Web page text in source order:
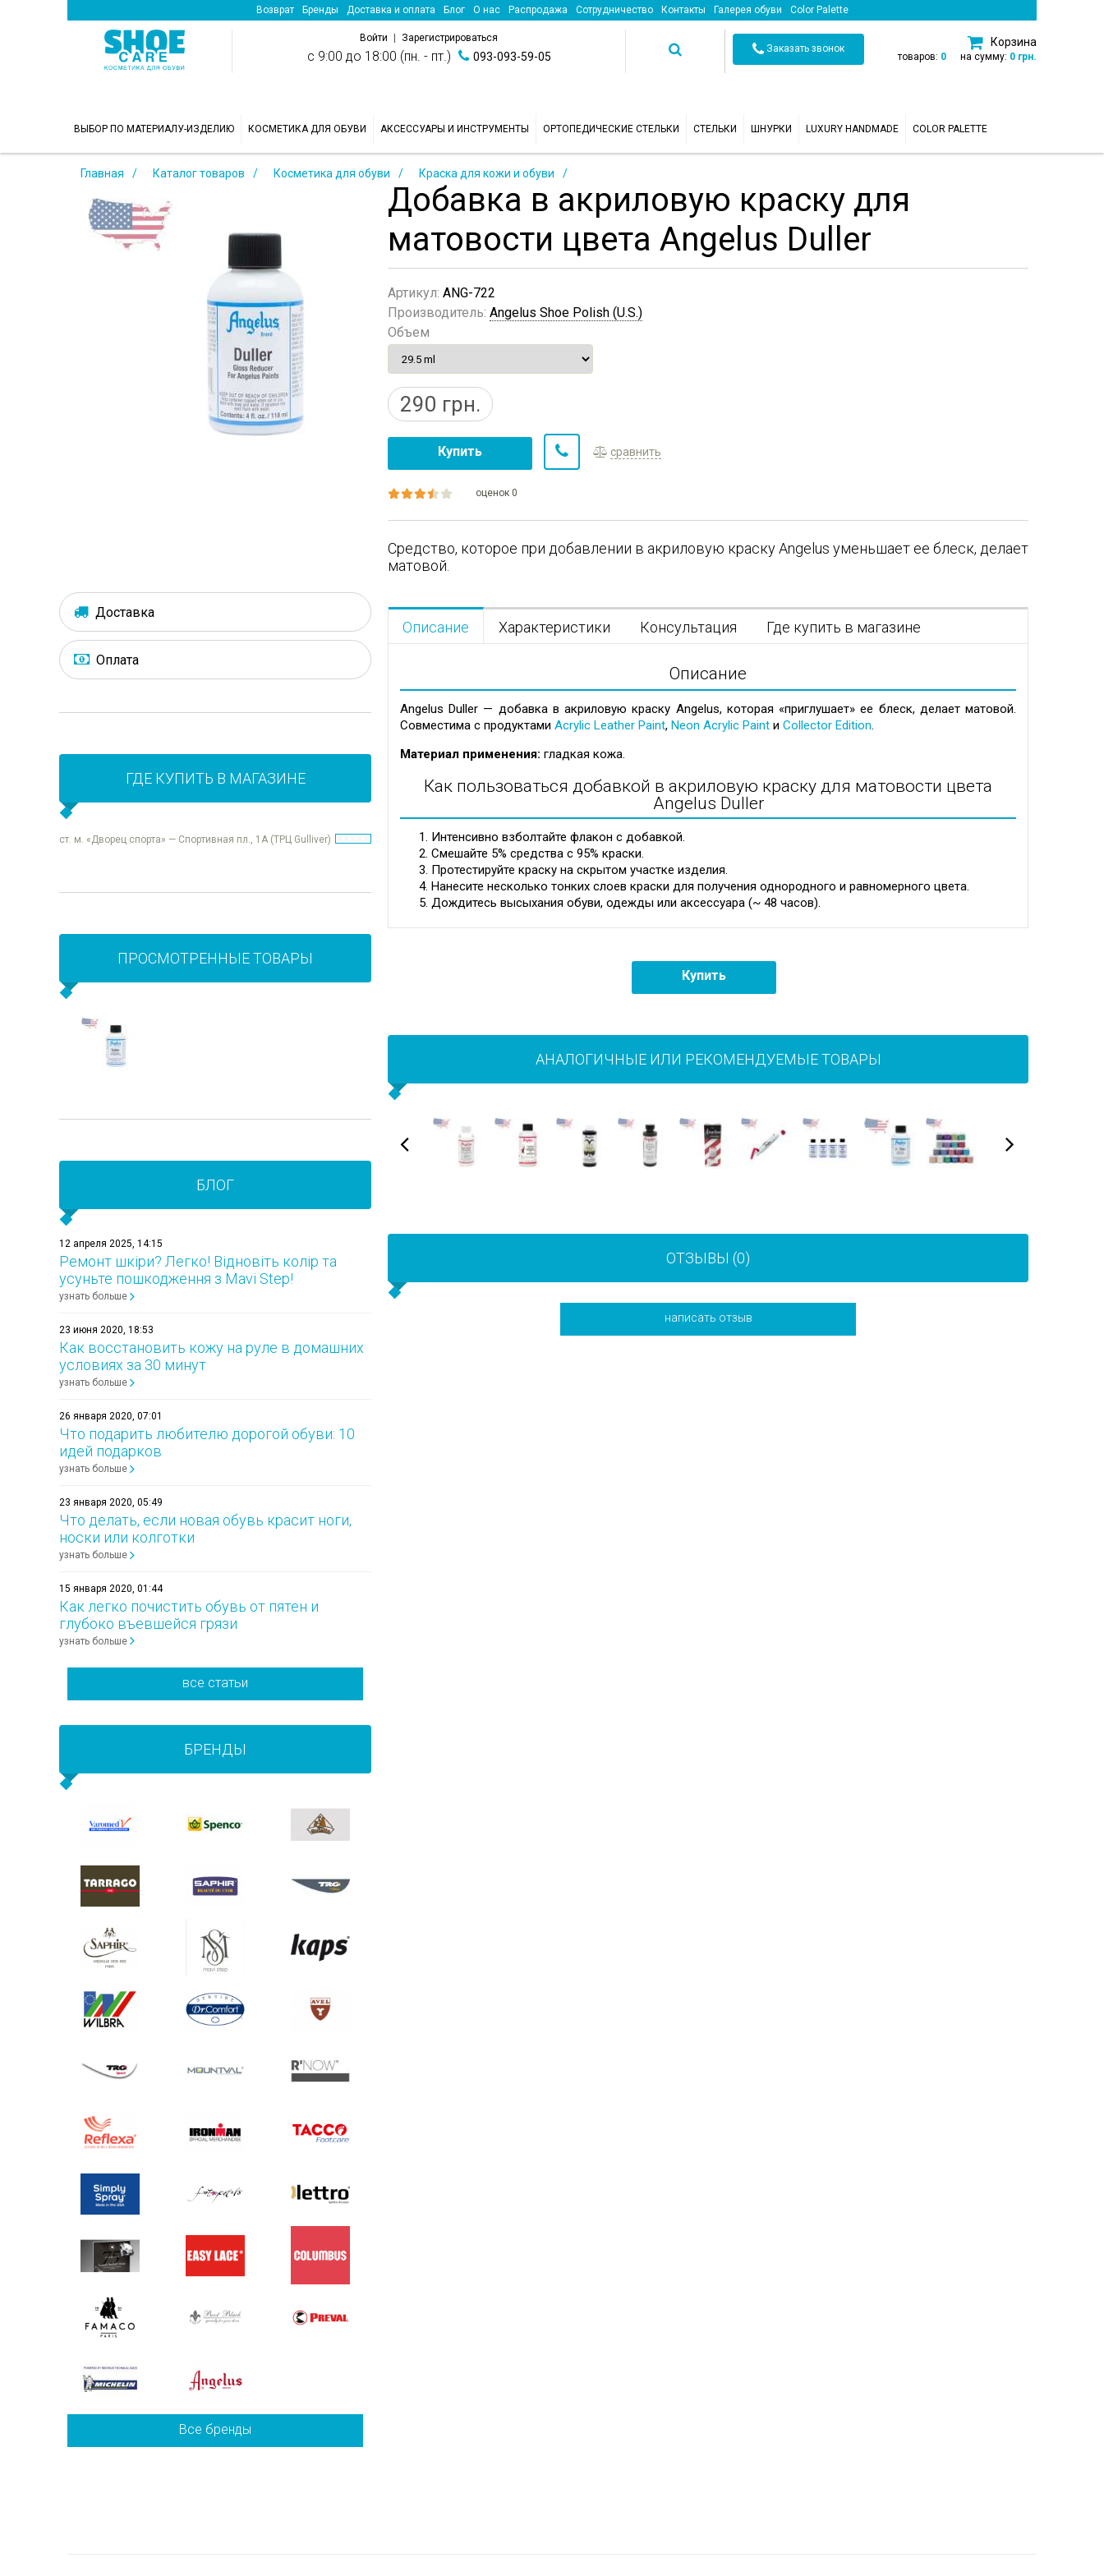
Возврат Бренды Доставка и оплата Блог О нас Распродажа Сотрудничество Контакты Галерея обуви Color Palette
Войти Зарегистрироваться
с 9:00 до 18:00 (пн. - пт.) 093-093-59-05
Заказать звонок
Корзина
товаров: 0 на сумму: 0 грн.
ВЫБОР ПО МАТЕРИАЛУ-ИЗДЕЛИЮ КОСМЕТИКА ДЛЯ ОБУВИ АКСЕССУАРЫ И ИНСТРУМЕНТЫ ОРТОПЕДИЧЕСКИЕ СТЕЛЬКИ СТЕЛЬКИ ШНУРКИ LUXURY HANDMADE COLOR PALETTE
Главная Каталог товаров Косметика для обуви Краска для кожи и обуви
Добавка в акриловую краску для
матовости цвета Angelus Duller
Артикул: ANG-722
Производитель: Angelus Shoe Polish (U.S.)
Объем
290 грн.
Купить сравнить
оценок 0
Средство, которое при добавлении в акриловую краску Angelus уменьшает ее блеск, делает
матовой.
Описание Характеристики Консультация Где купить в магазине
Описание
Angelus Duller — добавка в акриловую краску Angelus, которая «приглушает» ее блеск, делает матовой.
Совместима с продуктами Acrylic Leather Paint, Neon Acrylic Paint и Collector Edition.
Материал применения: гладкая кожа.
Как пользоваться добавкой в акриловую краску для матовости цвета
Angelus Duller
Интенсивно взболтайте флакон с добавкой.
Смешайте 5% средства с 95% краски.
Протестируйте краску на скрытом участке изделия.
Нанесите несколько тонких слоев краски для получения однородного и равномерного цвета.
Дождитесь высыхания обуви, одежды или аксессуара (~ 48 часов).
Купить
АНАЛОГИЧНЫЕ ИЛИ РЕКОМЕНДУЕМЫЕ ТОВАРЫ
ОТЗЫВЫ (0)
написать отзыв
Доставка
Оплата
ГДЕ КУПИТЬ В МАГАЗИНЕ
ст. м. «Дворец спорта» — Спортивная пл., 1А (ТРЦ Gulliver)
ПРОСМОТРЕННЫЕ ТОВАРЫ
БЛОГ
12 апреля 2025, 14:15
Ремонт шкіри? Легко! Відновіть колір та
усуньте пошкодження з Mavi Step!
узнать больше
23 июня 2020, 18:53
Как восстановить кожу на руле в домашних
условиях за 30 минут
узнать больше
26 января 2020, 07:01
Что подарить любителю дорогой обуви: 10
идей подарков
узнать больше
23 января 2020, 05:49
Что делать, если новая обувь красит ноги,
носки или колготки
узнать больше
15 января 2020, 01:44
Как легко почистить обувь от пятен и
глубоко въевшейся грязи
узнать больше
все статьи
БРЕНДЫ
Все бренды